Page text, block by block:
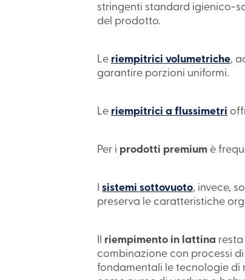
stringenti standard igienico-
del prodotto.
Le riempitrici volumetriche,
garantire porzioni uniformi.
Le riempitrici a flussimetri
Per i prodotti premium è
I sistemi sottovuoto, invece,
preserva le caratteristiche
Il riempimento in lattina
combinazione con processi
fondamentali le tecnologie di